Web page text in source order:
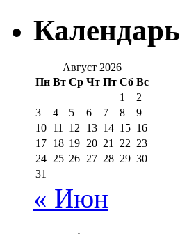
Календарь
Август 2026
Пн Вт Ср Чт Пт Сб Вс
1
2
3
4 5 6 7 8
9
10 11 12 13 14 15 16
17 18 19 20 21 22 23
24 25 26 27 28 29 30
31
« Июн